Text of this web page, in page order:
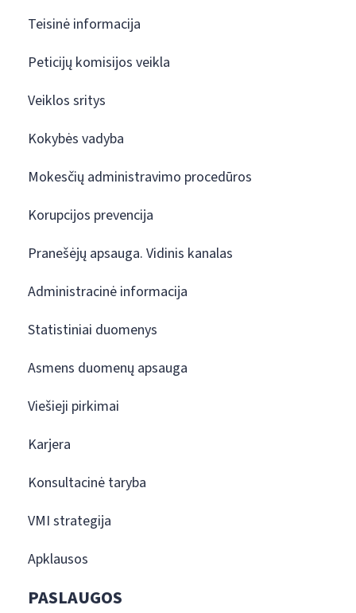
Teisinė informacija
Peticijų komisijos veikla
Veiklos sritys
Kokybės vadyba
Mokesčių administravimo procedūros
Korupcijos prevencija
Pranešėjų apsauga. Vidinis kanalas
Administracinė informacija
Statistiniai duomenys
Asmens duomenų apsauga
Viešieji pirkimai
Karjera
Konsultacinė taryba
VMI strategija
Apklausos
PASLAUGOS